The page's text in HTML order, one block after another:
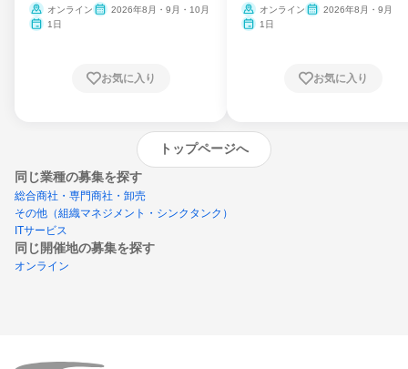
ム
オンライン
2026年8月・9月・10月
1日
お気に入り
オンライン
2026年8月・9月
1日
お気に入り
トップページへ
同じ業種の募集を探す
総合商社・専門商社・卸売
その他（組織マネジメント・シンクタンク）
ITサービス
同じ開催地の募集を探す
オンライン